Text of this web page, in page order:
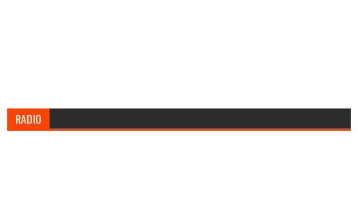
RADIO